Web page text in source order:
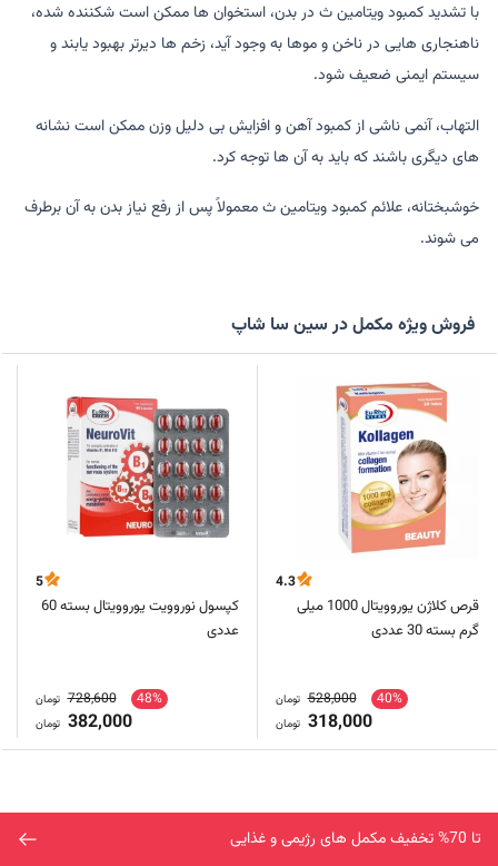
تا 70% تخفیف مکمل های رژیمی و غذایی
با تشدید کمبود ویتامین ث در بدن، استخوان ها ممکن است شکننده شده،
ناهنجاری هایی در ناخن و موها به وجود آید، زخم ها دیرتر بهبود یابند و
سیستم ایمنی ضعیف شود.
التهاب، آنمی ناشی از کمبود آهن و افزایش بی دلیل وزن ممکن است نشانه
های دیگری باشند که باید به آن ها توجه کرد.
خوشبختانه، علائم کمبود ویتامین ث معمولاً پس از رفع نیاز بدن به آن برطرف
می شوند.
فروش ویژه مکمل در سین سا شاپ
4.3
قرص کلاژن یوروویتال 1000 میلی
گرم بسته 30 عددی
40%
528,000 تومان
318,000 تومان
5
کپسول نوروویت یوروویتال بسته 60
عددی
48%
728,600 تومان
382,000 تومان